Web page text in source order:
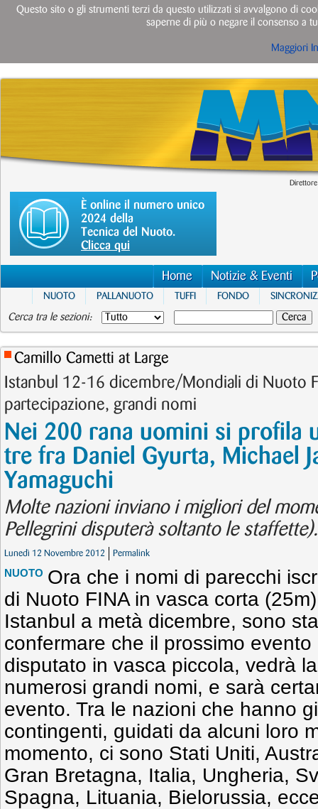
È online il numero unico
2024 della
Tecnica del Nuoto.
Clicca qui
Home Notizie & Eventi
NUOTO PALLANUOTO TUFFI FONDO
Cerca tra le sezioni:
Camillo Cametti at Large
Istanbul 12-16 dicembre/Mondiali di Nuoto
partecipazione, grandi nomi
Nei 200 rana uomini si profila
tre fra Daniel Gyurta, Michael
Yamaguchi
Molte nazioni inviano i migliori del
Pellegrini disputerà soltanto le staffette).
Lunedì 12 Novembre 2012 Permalink
NUOTO Ora che i nomi di parecchi
di Nuoto FINA in vasca corta
Istanbul a metà dicembre, sono
confermare che il prossimo
disputato in vasca piccola, vedrà
numerosi grandi nomi, e sarà
evento. Tra le nazioni che hanno
contingenti, guidati da alcuni loro
momento, ci sono Stati Uniti,
Gran Bretagna, Italia, Ungheria,
Spagna, Lituania, Bielorussia,
Questo sito o gli strumenti terzi da questo utilizzati si avvalgono di
saperne di più o negare il consenso a
Maggiori